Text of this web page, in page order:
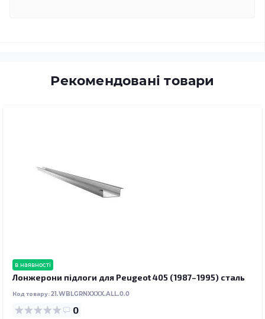
Рекомендовані товари
в наявності
Лонжерони підлоги для Peugeot 405 (1987–1995) сталь
Код товару:21.WBLGRNXXXX.ALL.0.0
0